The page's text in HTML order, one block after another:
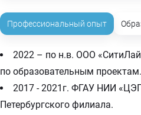
Профессиональный опыт
2022 – по н.в. ООО
по образовательным проектам.
2017 - 2021г. ФГАУ НИИ
Петербургского филиала.